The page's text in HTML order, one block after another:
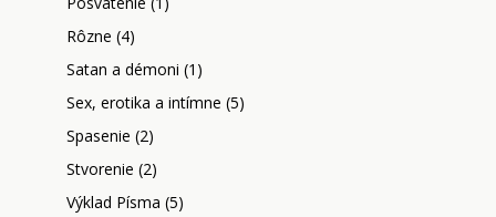
Rôzne (4)
Satan a démoni (1)
Sex, erotika a intímne (5)
Spasenie (2)
Stvorenie (2)
Výklad Písma (5)